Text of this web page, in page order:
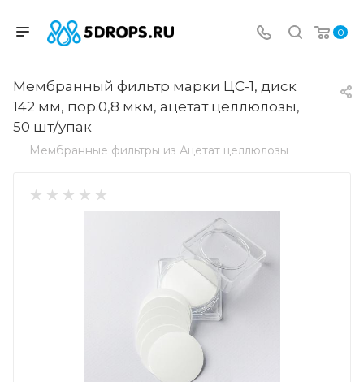
0
Мембранный фильтр марки ЦС-1, диск
142 мм, пор.0,8 мкм, ацетат целлюлозы,
50 шт/упак
Мембранные фильтры из Ацетат целлюлозы